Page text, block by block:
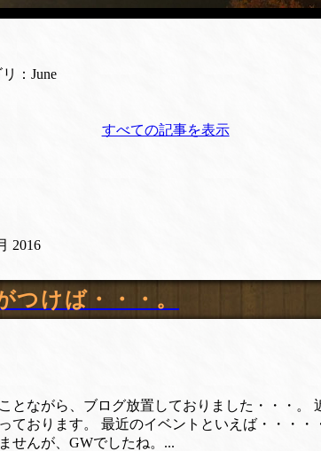
：June
すべての記事を表示
2016
つけば・・・。
とながら、ブログ放置しておりました・・・。
ております。 最近のイベントといえば・・・・
せんが、GWでしたね。...